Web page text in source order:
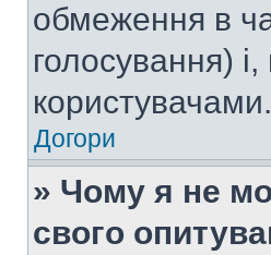
обмеження в
голосування)
користувачами.
Догори
» Чому я не
свого